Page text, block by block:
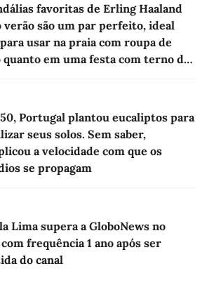
favoritas de Erling Haaland
verão são um par perfeito, ideal
usar na praia com roupa de
quanto em uma festa com terno de
Portugal plantou eucaliptos para
seus solos. Sem saber,
a velocidade com que os
se propagam
Lima supera a GloboNews no
frequência 1 ano após ser
do canal